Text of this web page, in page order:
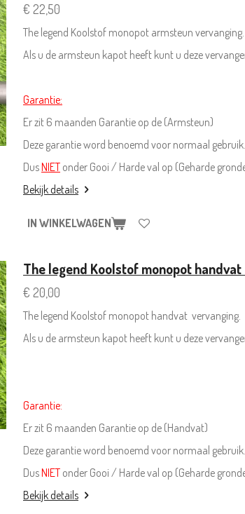
€ 22,50
The legend Koolstof monopot armsteun vervanging.
Als u de armsteun kapot heeft kunt u deze
Garantie:
Er zit 6 maanden Garantie op de (Armsteun)
Deze garantie word benoemd voor normaal gebruik.
DusNIET onder Gooi / Harde val op (Geharde
Bekijk details
IN WINKELWAGEN
The legend Koolstof monopot
€ 20,00
The legend Koolstof monopot handvat vervanging.
Als u de armsteun kapot heeft kunt u deze
Garantie:
Er zit 6 maanden Garantie op de (Handvat)
Deze garantie word benoemd voor normaal gebruik.
DusNIET onder Gooi / Harde val op (Geharde
Bekijk details